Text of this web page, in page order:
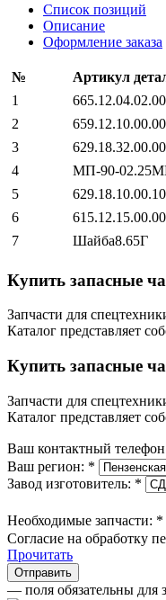
Список позиций
Описание
Оформление заказа
№ Артикул
1
2
3
4
МП-90-
5
6
7
Шайба8.65Г
Купить запасные
Запчасти для
Каталог представляет
Купить запасные
Запчасти для
Каталог представляет
Ваш контактный
Ваш регион: *
Завод изготовитель: *
Необходимые запчасти: *
Согласие на обработку
Прочитать
— поля обязательны для